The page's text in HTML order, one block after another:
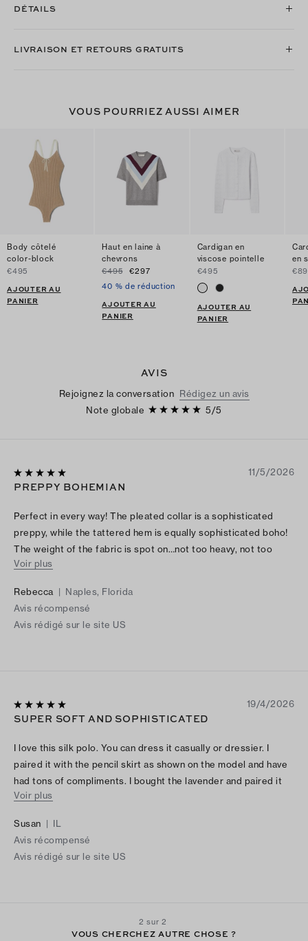
DÉTAILS
LIVRAISON ET RETOURS GRATUITS
VOUS POURRIEZ AUSSI AIMER
Body côtelé
color-block
€495
AJOUTER AU
PANIER
Haut en laine à
chevrons
€495
€297
40 % de réduction
AJOUTER AU
PANIER
Cardigan en
viscose pointelle
€495
AJOUTER AU
PANIER
en
AVIS
Rejoignez la conversation Rédigez un avis
Note globale
5/5
11/5/2026
PREPPY BOHEMIAN
Perfect in every way! The pleated collar is a sophisticated
preppy, while the tattered hem is equally sophisticated boho!
The weight of the fabric is spot on…not too heavy, not too
light. The charcoal color lends itself to pair easily with black or
Voir plus
Rebecca | Naples, Florida
Avis récompensé
Avis rédigé sur le site US
19/4/2026
SUPER SOFT AND SOPHISTICATED
I love this silk polo. You can dress it casually or dressier. I
paired it with the pencil skirt as shown on the model and have
had tons of compliments. I bought the lavender and paired it
with the steel colored skirt. The colors just pop together. One
say it is an oversized polo and when things get too oversized
on me, it looks sloppy. I have a larger chest and the more
fitted look is better for me. I am considering buying it in the
Voir plus
Susan | IL
Avis récompensé
Avis rédigé sur le site US
2 sur 2
VOUS CHERCHEZ AUTRE CHOSE ?